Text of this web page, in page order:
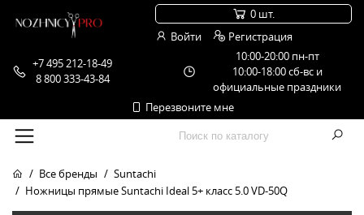
+7 495 212-18-49
8 800 333-43-84
10:00-20:00 пн-пт
10:00-18:00 сб-вс и
официальные праздники
Перезвоните мне
0 шт.
Войти
Регистрация
Все бренды
Suntachi
Ножницы прямые Suntachi Ideal 5+ класс 5.0 VD-50Q